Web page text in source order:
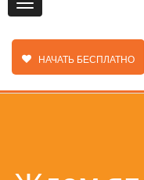
Toggle
ЗАКАЗАТЬ ЗВОНОК
НАЧАТЬ БЕСПЛАТНО